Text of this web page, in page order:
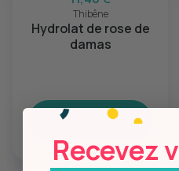
Thibêne
Hydrolat de rose de
damas
Ajouter
Recevez